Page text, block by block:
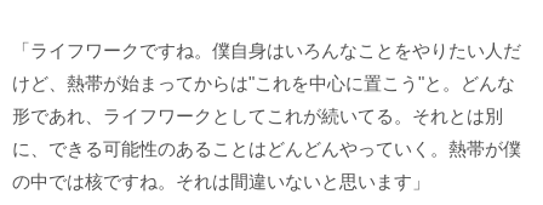
「ライフワークですね。僕自身はいろんなことをやりたい人だ
けど、熱帯が始まってからは"これを中心に置こう"と。どんな
形であれ、ライフワークとしてこれが続いてる。それとは別
に、できる可能性のあることはどんどんやっていく。熱帯が僕
の中では核ですね。それは間違いないと思います」